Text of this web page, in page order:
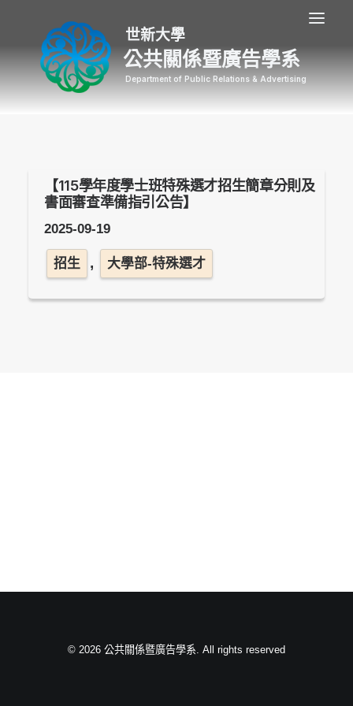
公共關係暨廣告學系
【115學年度學士班特殊選才招生簡章分則及
書面審查準備指引公告】
2025-09-19
招生 , 大學部-特殊選才
© 2026 公共關係暨廣告學系. All rights reserved